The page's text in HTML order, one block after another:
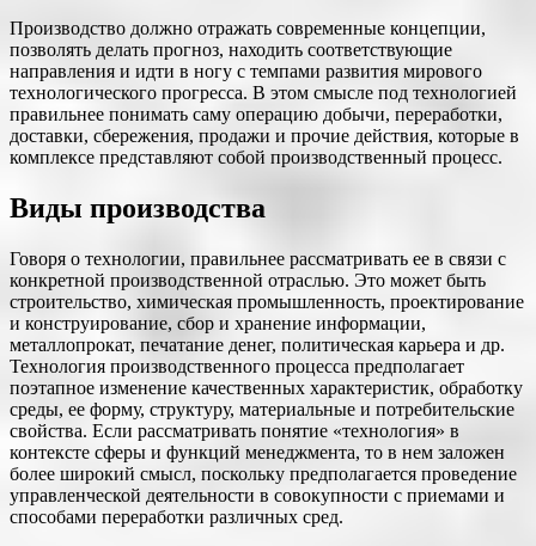
Производство должно отражать современные концепции,
позволять делать прогноз, находить соответствующие
направления и идти в ногу с темпами развития мирового
технологического прогресса. В этом смысле под технологией
правильнее понимать саму операцию добычи, переработки,
доставки, сбережения, продажи и прочие действия, которые в
комплексе представляют собой производственный процесс.
Виды производства
Говоря о технологии, правильнее рассматривать ее в связи с
конкретной производственной отраслью. Это может быть
строительство, химическая промышленность, проектирование
и конструирование, сбор и хранение информации,
металлопрокат, печатание денег, политическая карьера и др.
Технология производственного процесса предполагает
поэтапное изменение качественных характеристик, обработку
среды, ее форму, структуру, материальные и потребительские
свойства. Если рассматривать понятие «технология» в
контексте сферы и функций менеджмента, то в нем заложен
более широкий смысл, поскольку предполагается проведение
управленческой деятельности в совокупности с приемами и
способами переработки различных сред.